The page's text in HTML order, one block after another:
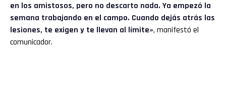
en los amistosos, pero no descarto nada. Ya empezó la
semana trabajando en el campo. Cuando dejás atrás las
lesiones, te exigen y te llevan al límite», manifestó el
comunicador.